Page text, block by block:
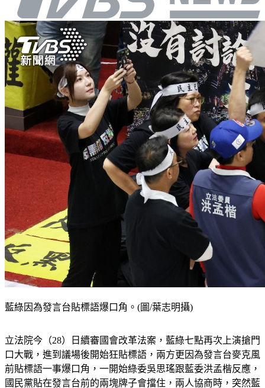
藍綠因為發言台貼標語爆口角。(圖/葉志明攝)
立法院今（28）日續審國會改革法案，藍綠七點再次上演搶門
口大戰，進到議場後開始狂貼標語，兩方更因為發言台麥克風
前貼標語一事爆口角，一開始綠委吳思瑤跟藍委洪孟楷反應，
國民黨貼在發言台前的兩塊牌子會擋住，兩人協商時，突然藍